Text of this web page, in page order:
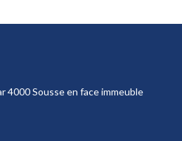
4000 Sousse en face immeuble